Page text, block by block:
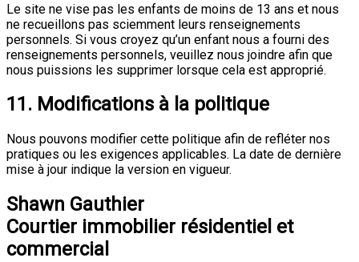
Le site ne vise pas les enfants de moins de 13 ans et nous
ne recueillons pas sciemment leurs renseignements
personnels. Si vous croyez qu’un enfant nous a fourni des
renseignements personnels, veuillez nous joindre afin que
nous puissions les supprimer lorsque cela est approprié.
11. Modifications à la politique
Nous pouvons modifier cette politique afin de refléter nos
pratiques ou les exigences applicables. La date de dernière
mise à jour indique la version en vigueur.
Shawn Gauthier
Courtier immobilier résidentiel et
commercial